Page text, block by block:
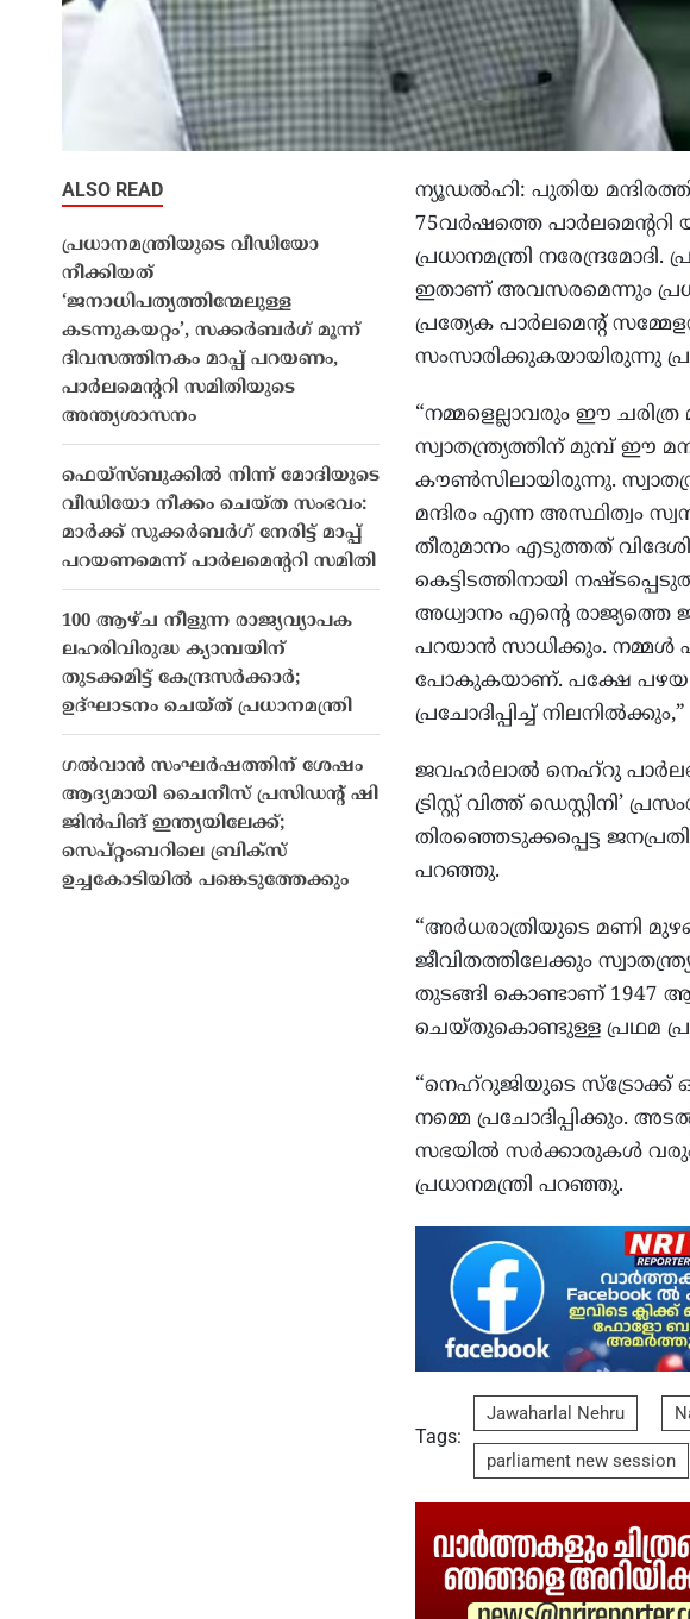
ന്യൂഡൽഹി: പുതിയ
75വര്‍ഷത്തെ പാര്‍ലമെന്ററി
പ്രധാനമന്ത്രി
ഇതാണ് അവസരമെന്നും
പ്രത്യേക പാര്‍ലമെന്റ്
സംസാരിക്കുകയായിരുന്നു
“നമ്മളെല്ലാവരും ഈ
സ്വാതന്ത്ര്യത്തിന് മുമ്പ് ഈ
കൗണ്‍സിലായിരുന്നു.
മന്ദിരം എന്ന അസ്ഥിത്വം
തീരുമാനം എടുത്തത്
കെട്ടിടത്തിനായി
അധ്വാനം എന്റെ
പറയാന്‍ സാധിക്കും. നമ്മള്‍
പോകുകയാണ്. പക്ഷേ പഴയ
പ്രചോദിപ്പിച്ച്
ജവഹര്‍ലാല്‍ നെഹ്റു
ട്രിസ്റ്റ് വിത്ത് ഡെസ്റ്റിനി’
തിരഞ്ഞെടുക്കപ്പെട്ട
പറഞ്ഞു.
“അര്‍ധരാത്രിയുടെ മണി
ജീവിതത്തിലേക്കും
തുടങ്ങി കൊണ്ടാണ് 1947
ചെയ്തുകൊണ്ടുള്ള പ്രഥമ
“നെഹ്റുജിയുടെ സ്‌ട്രോക്ക്
നമ്മെ പ്രചോദിപ്പിക്കും.
സഭയില്‍ സര്‍ക്കാരുകള്‍
പ്രധാനമന്ത്രി പറഞ്ഞു.
Tags:
Jawaharlal Nehru
parliament new session
ALSO READ
പ്രധാനമന്ത്രിയുടെ വീഡിയോ
നീക്കിയത്
‘ജനാധിപത്യത്തിന്മേലുള്ള
കടന്നുകയറ്റം’, സക്കർബർഗ് മൂന്ന്
ദിവസത്തിനകം മാപ്പ് പറയണം,
പാർലമെൻ്ററി സമിതിയുടെ
അന്ത്യശാസനം
ഫെയ്‌സ്ബുക്കിൽ നിന്ന് മോദിയുടെ
വീഡിയോ നീക്കം ചെയ്ത സംഭവം:
മാർക്ക് സുക്കർബർഗ് നേരിട്ട് മാപ്പ്
പറയണമെന്ന് പാർലമെന്ററി സമിതി
100 ആഴ്ച നീളുന്ന രാജ്യവ്യാപക
ലഹരിവിരുദ്ധ ക്യാമ്പയിന്
തുടക്കമിട്ട് കേന്ദ്രസർക്കാർ;
ഉദ്ഘാടനം ചെയ്ത് പ്രധാനമന്ത്രി
ഗൽവാൻ സംഘർഷത്തിന് ശേഷം
ആദ്യമായി ചൈനീസ് പ്രസിഡൻ്റ് ഷി
ജിൻപിങ് ഇന്ത്യയിലേക്ക്;
സെപ്റ്റംബറിലെ ബ്രിക്സ്
ഉച്ചകോടിയിൽ പങ്കെടുത്തേക്കും